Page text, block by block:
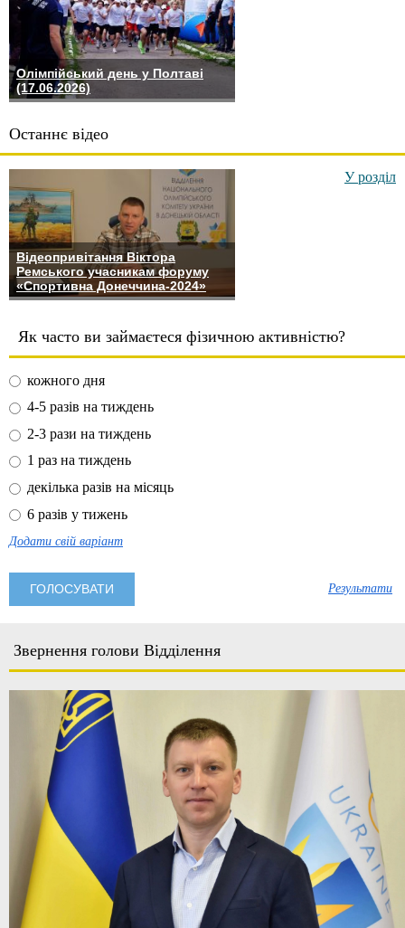
Олімпійський день у Полтаві
(17.06.2026)
Останнє відео
Відеопривітання Віктора
Ремського учасникам форуму
«Спортивна Донеччина-2024»
У розділ
Як часто ви займаєтеся фізичною активністю?
кожного дня
4-5 разів на тиждень
2-3 рази на тиждень
1 раз на тиждень
декілька разів на місяць
6 разів у тижень
Додати свій варіант
Результати
Звернення голови Відділення